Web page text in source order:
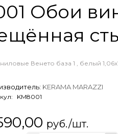
Обои
Венето база 1 , белый
KERAMA MARAZZI
KM8001
руб./шт.